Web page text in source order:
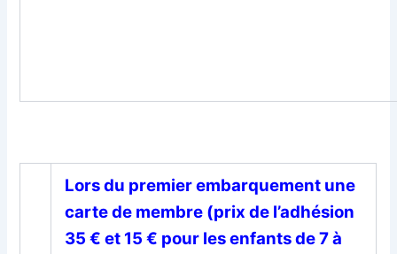
Lors du premier embarquement une
carte de membre (prix de l’adhésion
35 € et 15 € pour les enfants de 7 à